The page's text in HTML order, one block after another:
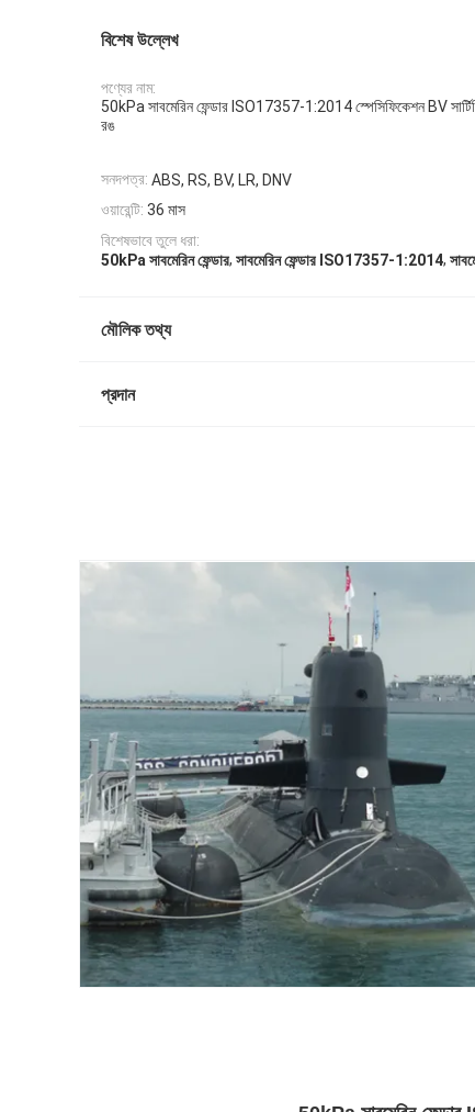
বিশেষ উল্লেখ
পণ্যের নাম:
50kPa সাবমেরিন ফেন্ডার ISO17357-1:2014 স্পেসিফিকেশন BV
রঙ
সনদপত্র: ABS, RS, BV, LR, DNV
ওয়ারেন্টি: 36 মাস
বিশেষভাবে তুলে ধরা:
50kPa সাবমেরিন ফেন্ডার, সাবমেরিন ফেন্ডার ISO17357-1:2014,
মৌলিক তথ্য
প্রদান